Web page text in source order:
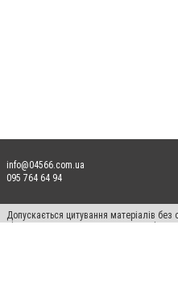
info@04566.com.ua
095 764 64 94
Допускається цитування матеріалів
відкритого для пошукових систем